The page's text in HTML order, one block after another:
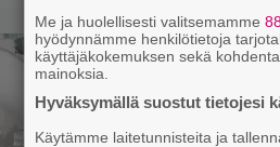
Me ja huolellisesti valitsemamme
hyödynnämme henkilötietoja
käyttäjäkokemuksen sekä
mainoksia.
Hyväksymällä suostut tietojesi
Käytämme laitetunnisteita ja